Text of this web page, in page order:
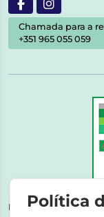
Chamada para a
+351 965 055 059
Esta farmácia
Política